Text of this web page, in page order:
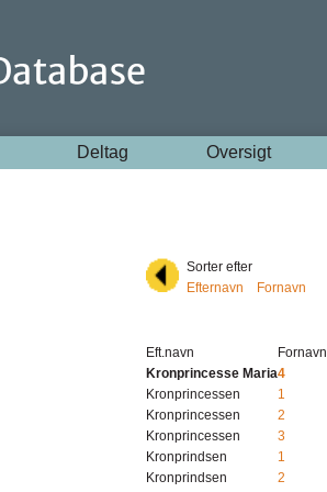
Deltag Oversigt
Sorter efter
Efternavn
Fornavn
Eft.navn
Fornavn
Kronprincesse Maria4
Kronprincessen
1
Kronprincessen
2
Kronprincessen
3
Kronprindsen
1
Kronprindsen
2